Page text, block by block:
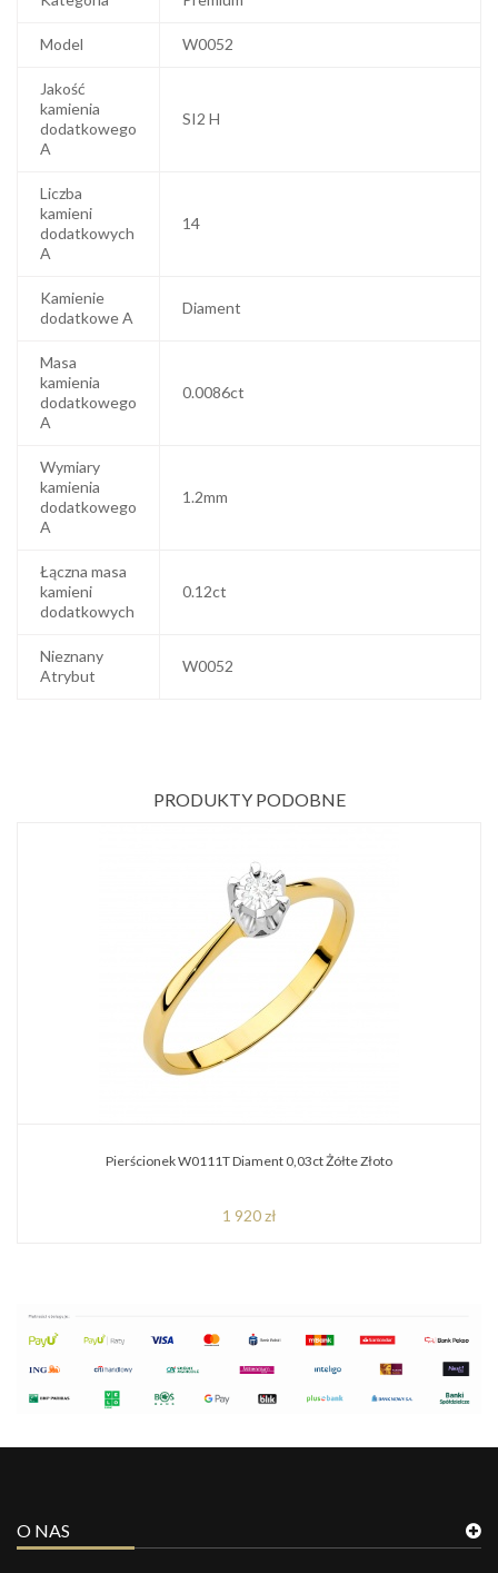
Model W0052
Jakość
kamienia
dodatkowego
A
SI2 H
Liczba
kamieni
dodatkowych
A
14
Kamienie
dodatkowe A
Diament
Masa
kamienia
dodatkowego
A
0.0086ct
Wymiary
kamienia
dodatkowego
A
1.2mm
Łączna masa
kamieni
dodatkowych
0.12ct
Nieznany
Atrybut
W0052
PRODUKTY PODOBNE
Pierścionek W0111T Diament 0,03ct Żółte Złoto
1 920 zł
O NAS